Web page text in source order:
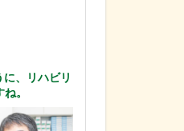
、リハビリ
。